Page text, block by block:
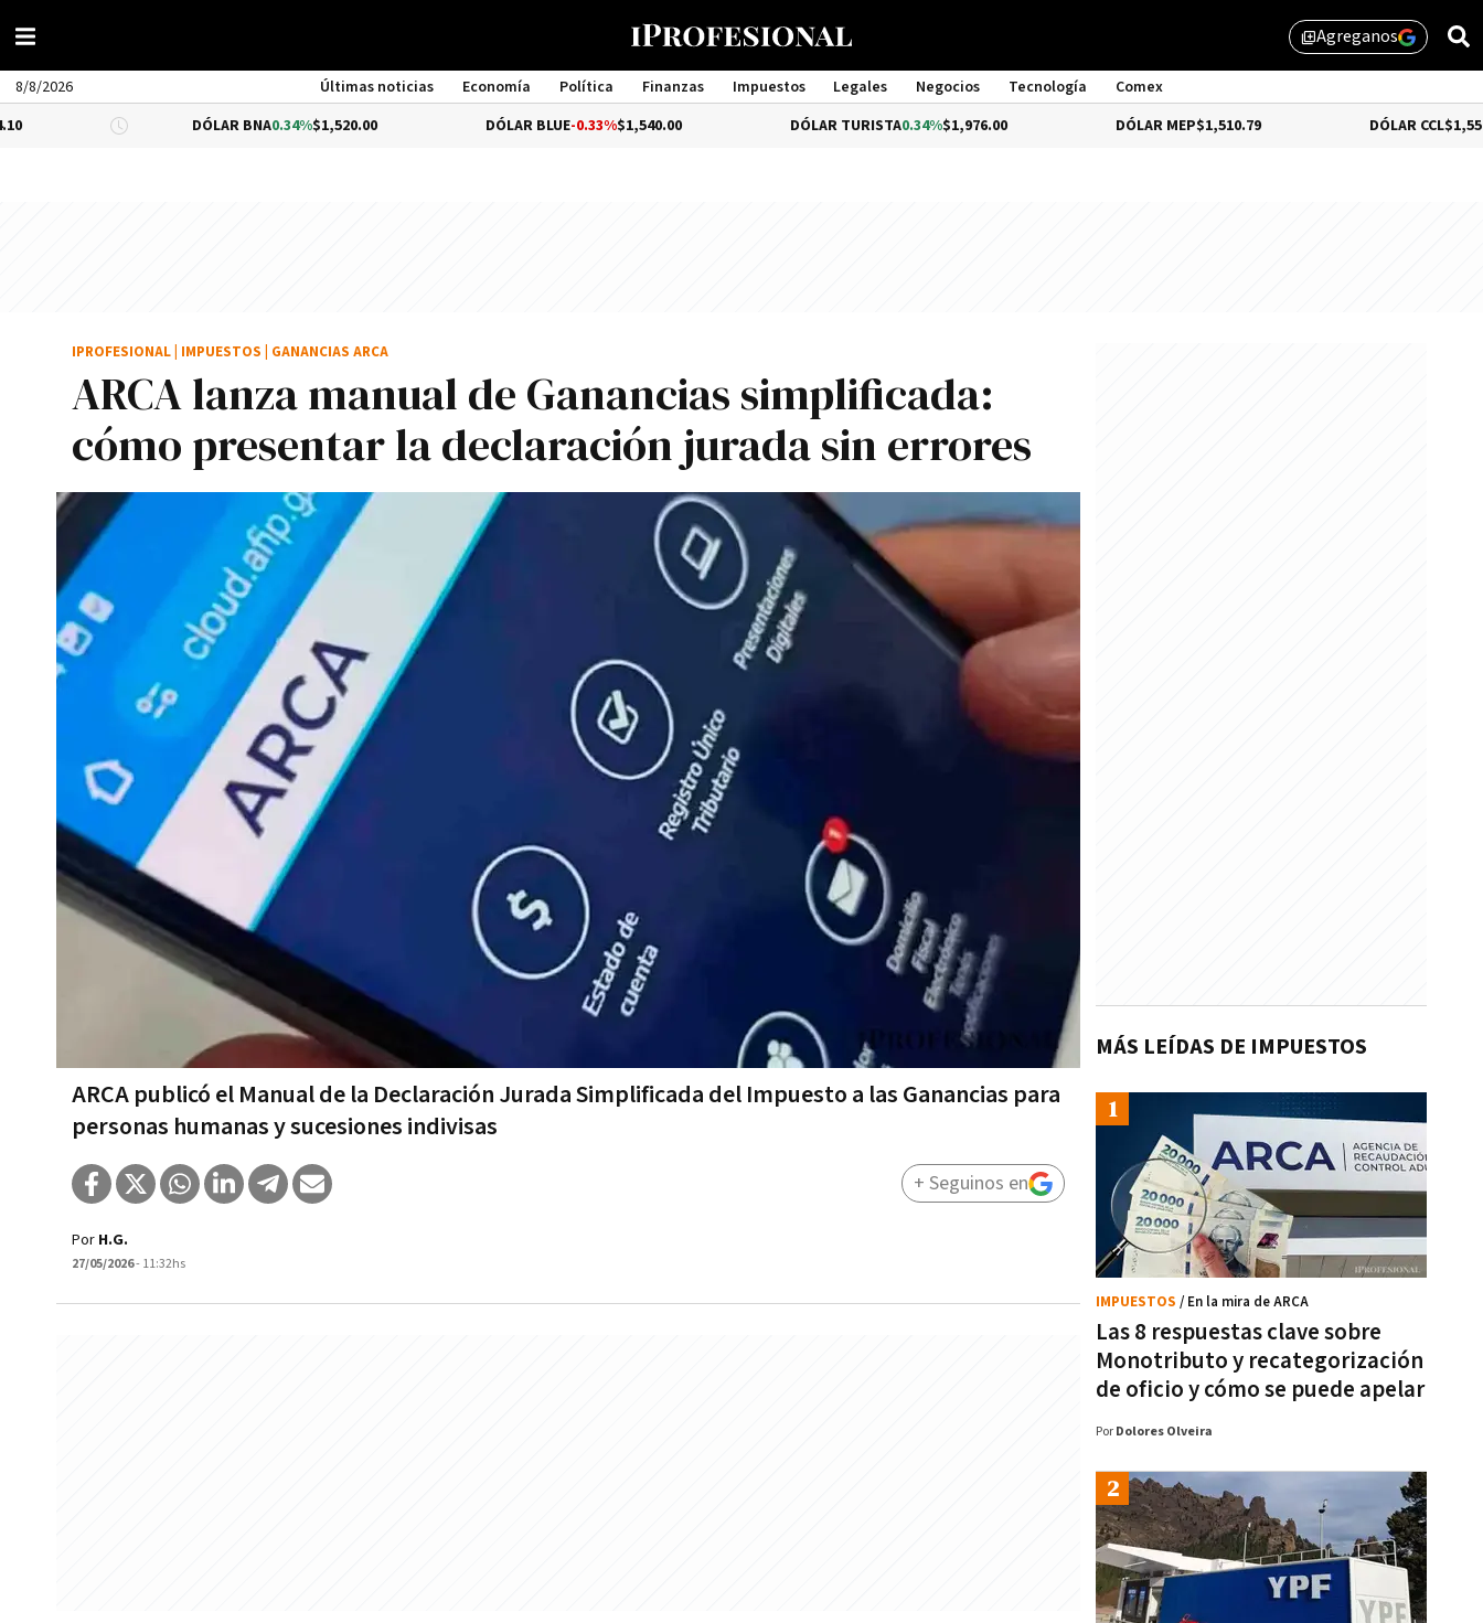
library_addAgreganos
8/8/2026 Últimas noticias Economía Política Finanzas Impuestos Legales Negocios Tecnología
Comex
Management
DÓLAR BNA0.34%$1,520.00 DÓLAR BLUE-0.33%$1,540.00 DÓLAR TURISTA0.34%$1,976.00 DÓLAR MEP$1,510.79 DÓLAR CCL$1,559.41
ARCA lanza manual de Ganancias simplificada:
cómo presentar la declaración jurada sin errores
ARCA publicó el Manual de la Declaración Jurada Simplificada del Impuesto a las Ganancias para
personas humanas y sucesiones indivisas
IPROFESIONAL IMPUESTOS GANANCIAS ARCA
Por H.G.
27/05/2026- 11:32hs
+ Seguinos en
MÁS LEÍDAS DE IMPUESTOS
Las 8 respuestas clave sobre
Monotributo y recategorización
de oficio y cómo se puede apelar
IMPUESTOS / En la mira de ARCA
Por Dolores Olveira